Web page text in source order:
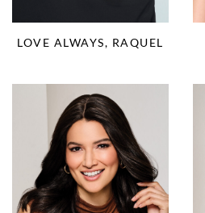
LOVE ALWAYS, RAQUEL